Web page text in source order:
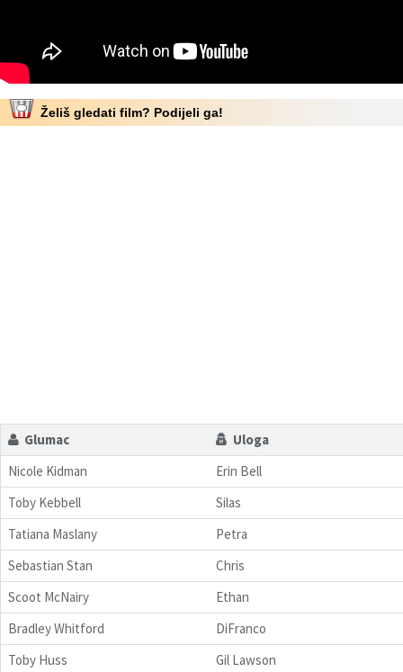
Želiš gledati film? Podijeli ga!
Glumac
Uloga
Nicole Kidman
Erin Bell
Toby Kebbell
Silas
Tatiana Maslany
Petra
Sebastian Stan
Chris
Scoot McNairy
Ethan
Bradley Whitford
DiFranco
Toby Huss
Gil Lawson